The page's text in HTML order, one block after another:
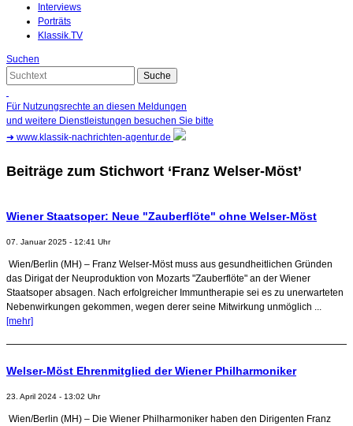
Interviews
Porträts
Klassik.TV
Suchen
Für Nutzungsrechte an diesen Meldungen
und weitere Dienstleistungen besuchen Sie bitte
➜ www.klassik-nachrichten-agentur.de
Beiträge zum Stichwort ‘Franz Welser-Möst’
Wiener Staatsoper: Neue "Zauberflöte" ohne Welser-Möst
07. Januar 2025 - 12:41 Uhr
Wien/Berlin (MH) – Franz Welser-Möst muss aus gesundheitlichen Gründen
das Dirigat der Neuproduktion von Mozarts "Zauberflöte" an der Wiener
Staatsoper absagen. Nach erfolgreicher Immuntherapie sei es zu unerwarteten
Nebenwirkungen gekommen, wegen derer seine Mitwirkung unmöglich ...
[mehr]
Welser-Möst Ehrenmitglied der Wiener Philharmoniker
23. April 2024 - 13:02 Uhr
Wien/Berlin (MH) – Die Wiener Philharmoniker haben den Dirigenten Franz